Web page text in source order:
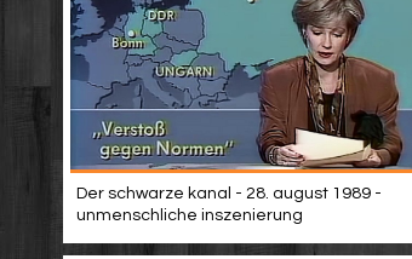
Der schwarze kanal - 28. august 1989 -
unmenschliche inszenierung